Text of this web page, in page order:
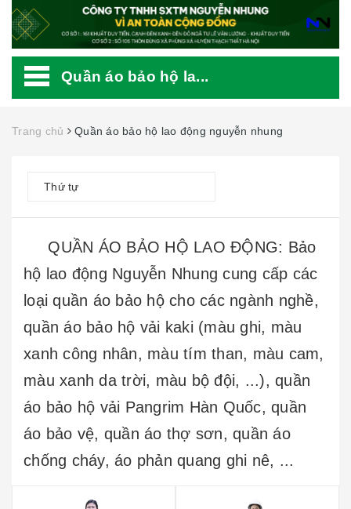
Quần áo bảo hộ la...
Trang chủ Quần áo bảo hộ lao động nguyễn nhung
Thứ tự
QUẦN ÁO BẢO HỘ LAO ĐỘNG: Bảo
hộ lao động Nguyễn Nhung cung cấp các
loại quần áo bảo hộ cho các ngành nghề,
quần áo bảo hộ vải kaki (màu ghi, màu
xanh công nhân, màu tím than, màu cam,
màu xanh da trời, màu bộ đội, ...), quần
áo bảo hộ vải Pangrim Hàn Quốc, quần
áo bảo vệ, quần áo thợ sơn, quần áo
chống cháy, áo phản quang ghi nê, ...